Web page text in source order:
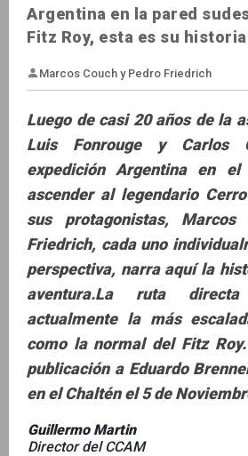
Argentina en la pared
Fitz Roy, esta es su historia
Marcos Couch y Pedro
Luego de casi 20 años de la
Luis Fonrouge y Carlos
expedición Argentina en
ascender al legendario
sus protagonistas,
Friedrich, cada uno
perspectiva, narra aquí la
aventura.La ruta
actualmente la más
como la normal del Fitz
publicación a Eduardo
en el Chaltén el 5 de
Guillermo Martin
Director del CCAM